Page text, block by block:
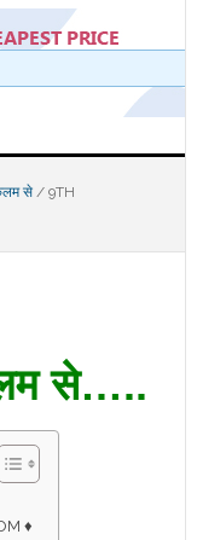
से /9TH
से…..
♦